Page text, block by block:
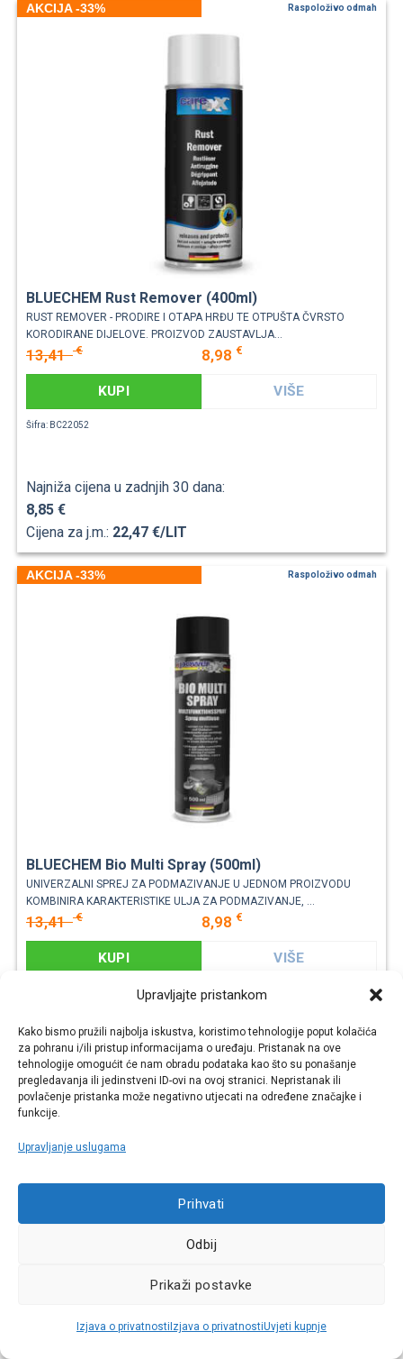
Upravljajte pristankom
Kako bismo pružili najbolja iskustva, koristimo tehnologije poput kolačića
za pohranu i/ili pristup informacijama o uređaju. Pristanak na ove
tehnologije omogućit će nam obradu podataka kao što su ponašanje
pregledavanja ili jedinstveni ID-ovi na ovoj stranici. Nepristanak ili
povlačenje pristanka može negativno utjecati na određene značajke i
funkcije.
Upravljanje uslugama
Prihvati
Odbij
Prikaži postavke
Izjava o privatnosti Izjava o privatnostiUvjeti kupnje
AKCIJA -33% Raspoloživo odmah
BLUECHEM Rust Remover (400ml)
RUST REMOVER - PRODIRE I OTAPA HRĐU TE OTPUŠTA ČVRSTO
KORODIRANE DIJELOVE. PROIZVOD ZAUSTAVLJA...
13,41€ 8,98 €
KUPI VIŠE
Šifra: BC22052
Najniža cijena u zadnjih 30 dana:
8,85 €
Cijena za j.m.: 22,47 €/LIT
AKCIJA -33% Raspoloživo odmah
BLUECHEM Bio Multi Spray (500ml)
UNIVERZALNI SPREJ ZA PODMAZIVANJE U JEDNOM PROIZVODU
KOMBINIRA KARAKTERISTIKE ULJA ZA PODMAZIVANJE, ...
13,41€ 8,98 €
KUPI VIŠE
Najniža cijena u zadnjih 30 dana:
8,85 €
Cijena za j.m.:17,97 €/LIT
AKCIJA -33%